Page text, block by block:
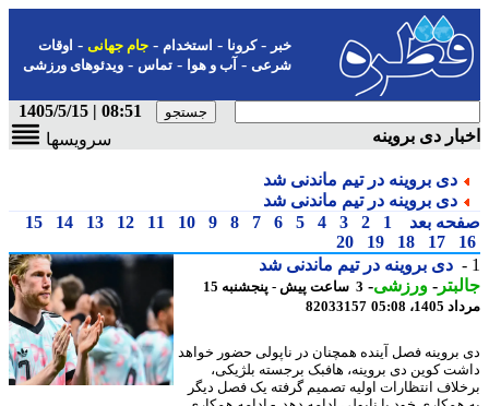
-کرونا-استخدام- جام جهانی-اوقات
شرعی-آب و هوا-تماس-ویدئوهای ورزشی
08:51 | 1405/5/15
دی بروینه
سرویسها
دی بروینه در تیم ماندنی شد
دی بروینه در تیم ماندنی شد
بعد
1
2
3
4
5
6
7
8
9
10
11
12
13
14
15
17
18
19
20
دی بروینه در تیم ماندنی شد
-ورزشی-
3 ساعت پیش - پنجشنبه 15
05:08
82033157
فصل آینده همچنان در ناپولی حضور خواهد
کوین دی بروینه، هافبک برجسته بلژیکی،
انتظارات اولیه تصمیم گرفته یک فصل دیگر